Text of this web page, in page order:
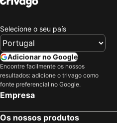
Hotéis em Minorca
Hotéis em Ilha do Sal
Hotéis em Douro
Hotéis em Serra da Estrela
Hotéis em Costa do Sol
Hotéis em Tenerife
Hotéis em São Miguel
Selecione o seu país
Adicionar no Google
Encontre facilmente os nossos
resultados: adicione o trivago como
fonte preferencial no Google.
Empresa
Os nossos produtos